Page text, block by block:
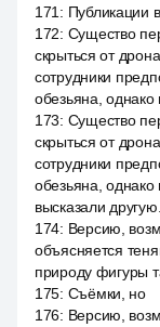
171 : Публикации
172: Существо
скрыться от
сотрудники
обезьяна, однако
173: Существо
скрыться от
сотрудники
обезьяна, однако
высказали другую.
174: Версию,
объясняется
природу фигуры
175: Съёмки, но
176: Версию,